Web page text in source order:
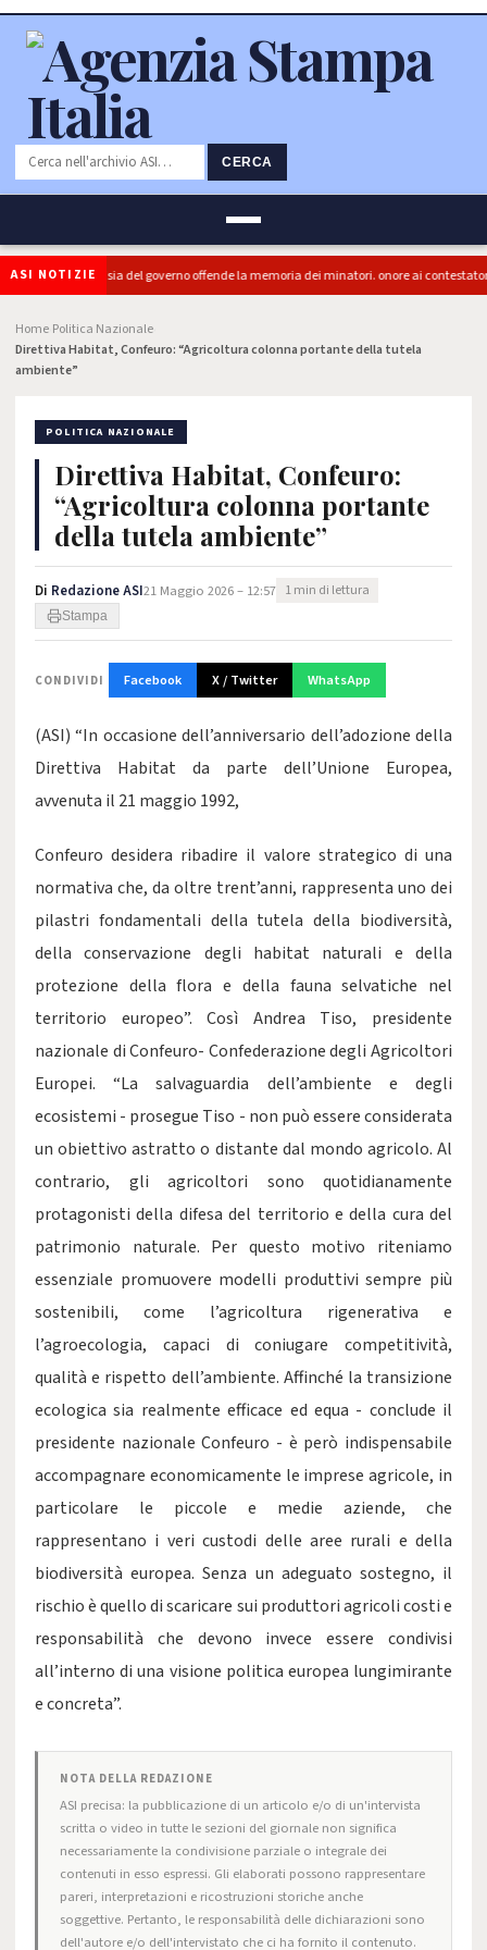
CERCA
ASI NOTIZIE
(PRC): "L'Ipocrisia del governo offende la memoria dei minatori. onore ai contestatori"
Home Politica Nazionale
Direttiva Habitat, Confeuro: “Agricoltura colonna portante della tutela
ambiente”
POLITICA NAZIONALE
Direttiva Habitat, Confeuro:
“Agricoltura colonna portante
della tutela ambiente”
Di Redazione ASI21 Maggio 2026 – 12:57 1 min di lettura
Stampa
CONDIVIDI Facebook X / Twitter WhatsApp
(ASI) “In occasione dell’anniversario dell’adozione della
Direttiva Habitat da parte dell’Unione Europea,
avvenuta il 21 maggio 1992,
Confeuro desidera ribadire il valore strategico di una
normativa che, da oltre trent’anni, rappresenta uno dei
pilastri fondamentali della tutela della biodiversità,
della conservazione degli habitat naturali e della
protezione della flora e della fauna selvatiche nel
territorio europeo”.Così Andrea Tiso, presidente
nazionale di Confeuro- Confederazione degli Agricoltori
Europei. “La salvaguardia dell’ambiente e degli
ecosistemi - prosegue Tiso - non può essere considerata
un obiettivo astratto o distante dal mondo agricolo. Al
contrario, gli agricoltori sono quotidianamente
protagonisti della difesa del territorio e della cura del
patrimonio naturale. Per questo motivo riteniamo
essenziale promuovere modelli produttivi sempre più
sostenibili, come l’agricoltura rigenerativa e
l’agroecologia, capaci di coniugare competitività,
qualità e rispetto dell’ambiente. Affinché la transizione
ecologica sia realmente efficace ed equa - conclude il
presidente nazionale Confeuro - è però indispensabile
accompagnare economicamente le imprese agricole, in
particolare le piccole e medie aziende, che
rappresentano i veri custodi delle aree rurali e della
biodiversità europea. Senza un adeguato sostegno, il
rischio è quello di scaricare sui produttori agricoli costi e
responsabilità che devono invece essere condivisi
all’interno di una visione politica europea lungimirante
e concreta”.
NOTA DELLA REDAZIONE
ASI precisa: la pubblicazione di un articolo e/o di un'intervista
scritta o video in tutte le sezioni del giornale non significa
necessariamente la condivisione parziale o integrale dei
contenuti in esso espressi. Gli elaborati possono rappresentare
pareri, interpretazioni e ricostruzioni storiche anche
soggettive. Pertanto, le responsabilità delle dichiarazioni sono
dell'autore e/o dell'intervistato che ci ha fornito il contenuto.